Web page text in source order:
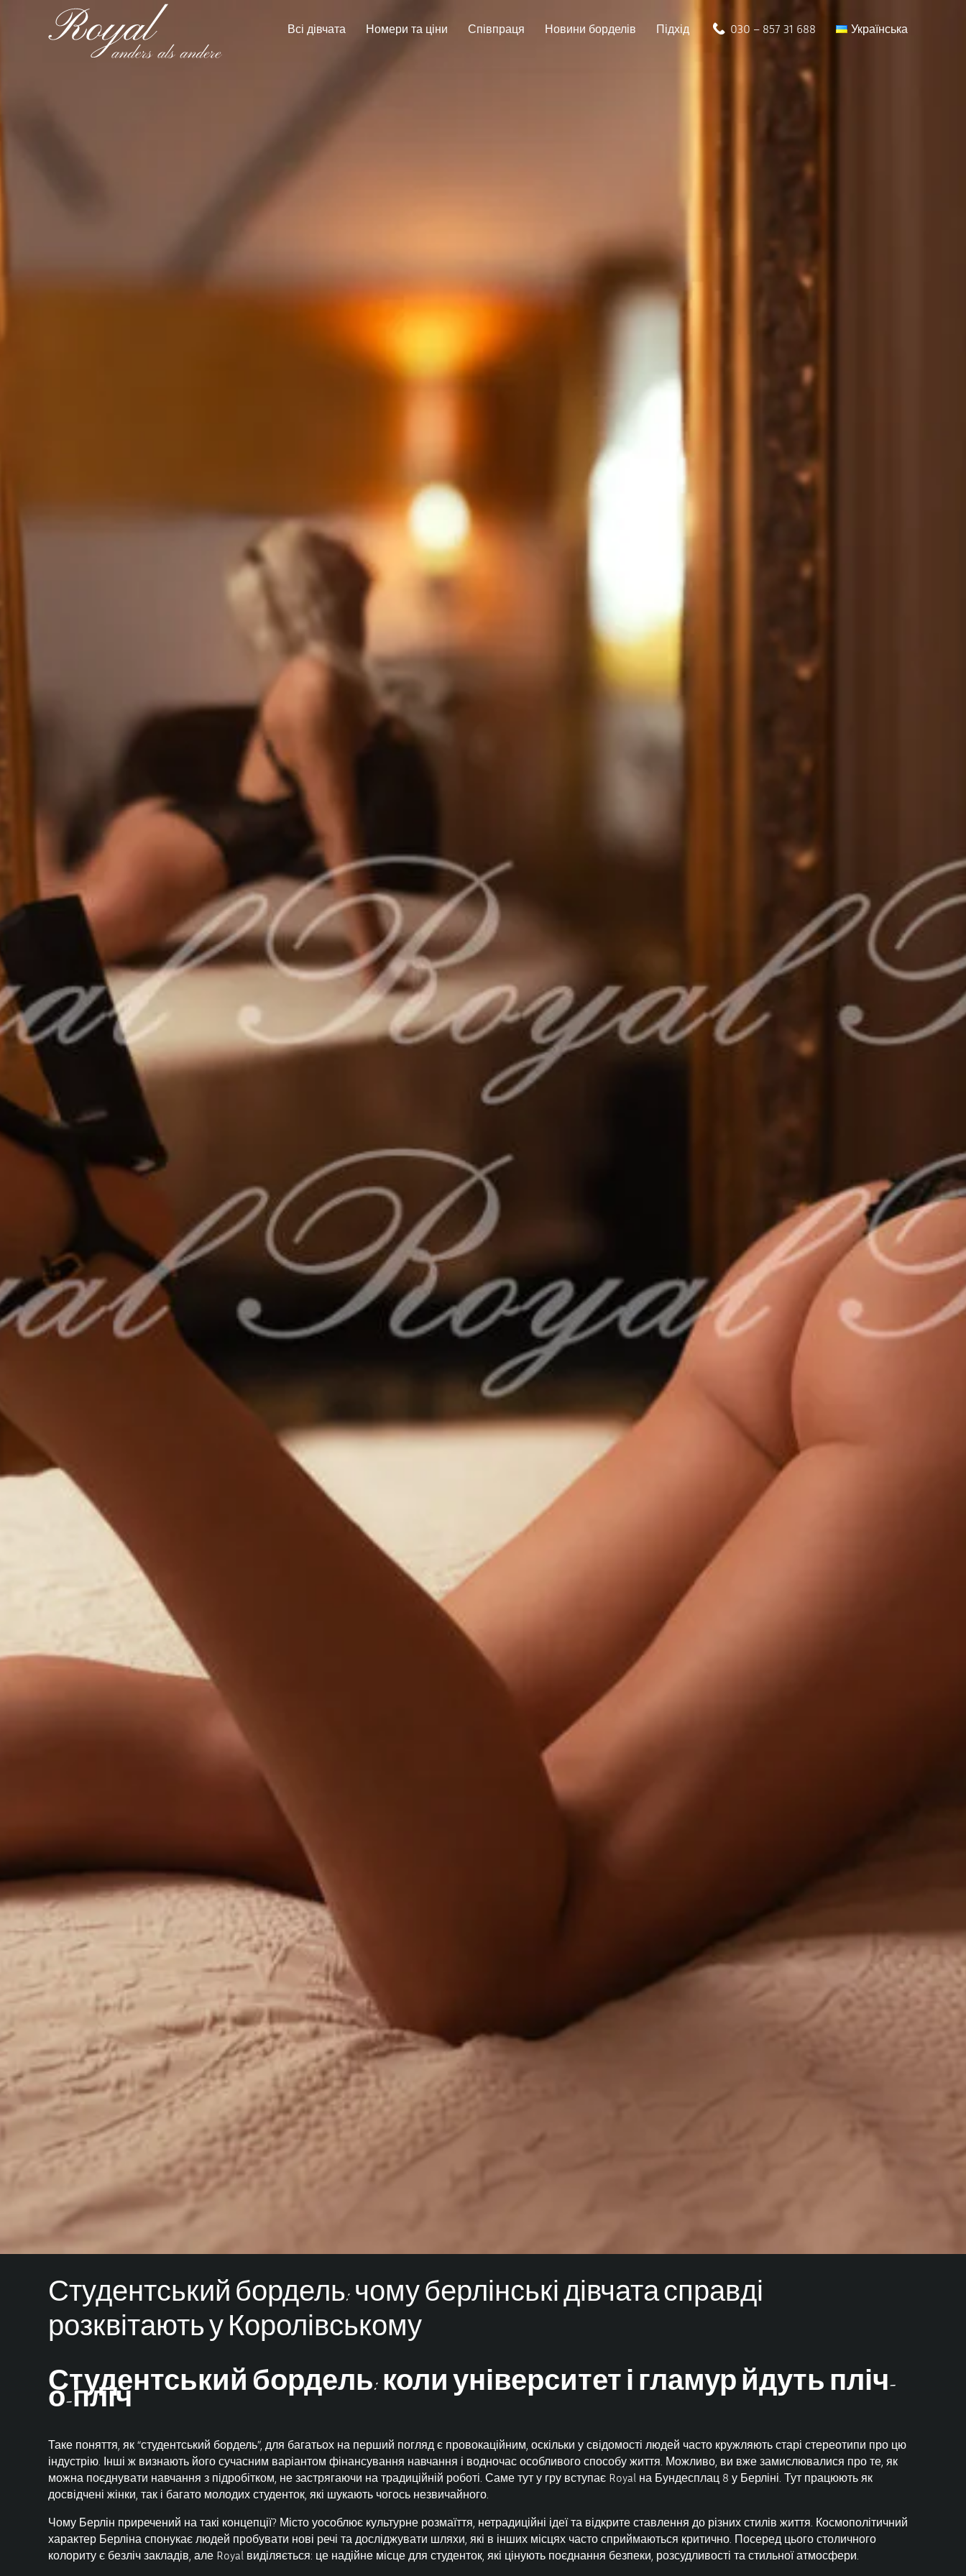
Всі дівчата Номери та ціни Співпраця Новини борделів Підхід 030 – 857 31 688 Українська
Студентський бордель: чому берлінські дівчата справді
розквітають у Королівському
Студентський бордель: коли університет і гламур йдуть пліч-
о-пліч
Таке поняття, як “студентський бордель”, для багатьох на перший погляд є провокаційним, оскільки у свідомості людей часто кружляють старі стереотипи про цю
індустрію. Інші ж визнають його сучасним варіантом фінансування навчання і водночас особливого способу життя. Можливо, ви вже замислювалися про те, як
можна поєднувати навчання з підробітком, не застрягаючи на традиційній роботі. Саме тут у гру вступає Royal на Бундесплац 8 у Берліні. Тут працюють як
досвідчені жінки, так і багато молодих студенток, які шукають чогось незвичайного.
Чому Берлін приречений на такі концепції? Місто уособлює культурне розмаїття, нетрадиційні ідеї та відкрите ставлення до різних стилів життя. Космополітичний
характер Берліна спонукає людей пробувати нові речі та досліджувати шляхи, які в інших місцях часто сприймаються критично. Посеред цього столичного
колориту є безліч закладів, але Royal виділяється: це надійне місце для студенток, які цінують поєднання безпеки, розсудливості та стильної атмосфери.